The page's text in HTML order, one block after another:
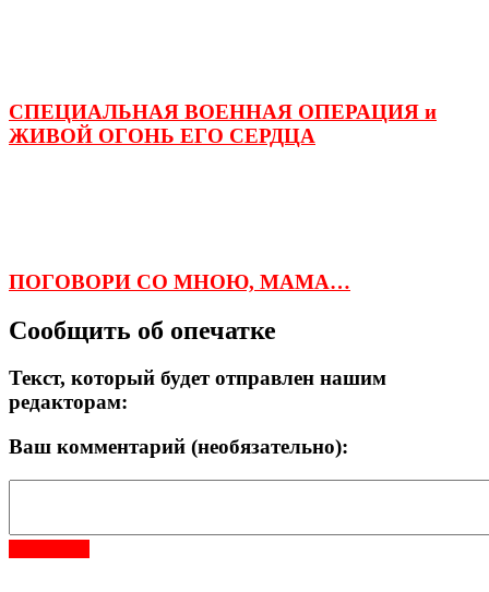
СПЕЦИАЛЬНАЯ ВОЕННАЯ ОПЕРАЦИЯ и
ЖИВОЙ ОГОНЬ ЕГО СЕРДЦА
ПОГОВОРИ СО МНОЮ, МАМА…
Сообщить об опечатке
Текст, который будет отправлен нашим
редакторам:
Ваш комментарий (необязательно):